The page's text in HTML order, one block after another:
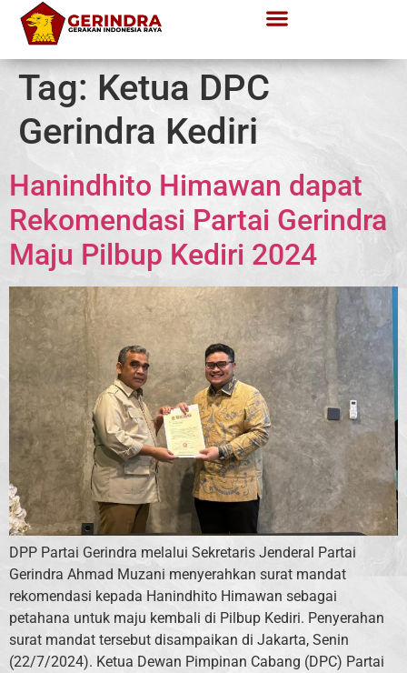
Tag: Ketua DPC
Gerindra Kediri
Hanindhito Himawan dapat
Rekomendasi Partai Gerindra
Maju Pilbup Kediri 2024
DPP Partai Gerindra melalui Sekretaris Jenderal Partai
Gerindra Ahmad Muzani menyerahkan surat mandat
rekomendasi kepada Hanindhito Himawan sebagai
petahana untuk maju kembali di Pilbup Kediri. Penyerahan
surat mandat tersebut disampaikan di Jakarta, Senin
(22/7/2024). Ketua Dewan Pimpinan Cabang (DPC) Partai